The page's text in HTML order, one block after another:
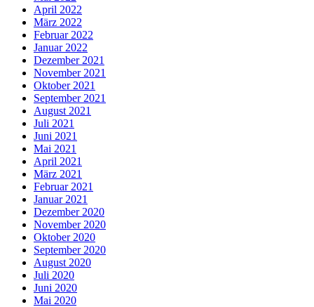
April 2022
März 2022
Februar 2022
Januar 2022
Dezember 2021
November 2021
Oktober 2021
September 2021
August 2021
Juli 2021
Juni 2021
Mai 2021
April 2021
März 2021
Februar 2021
Januar 2021
Dezember 2020
November 2020
Oktober 2020
September 2020
August 2020
Juli 2020
Juni 2020
Mai 2020